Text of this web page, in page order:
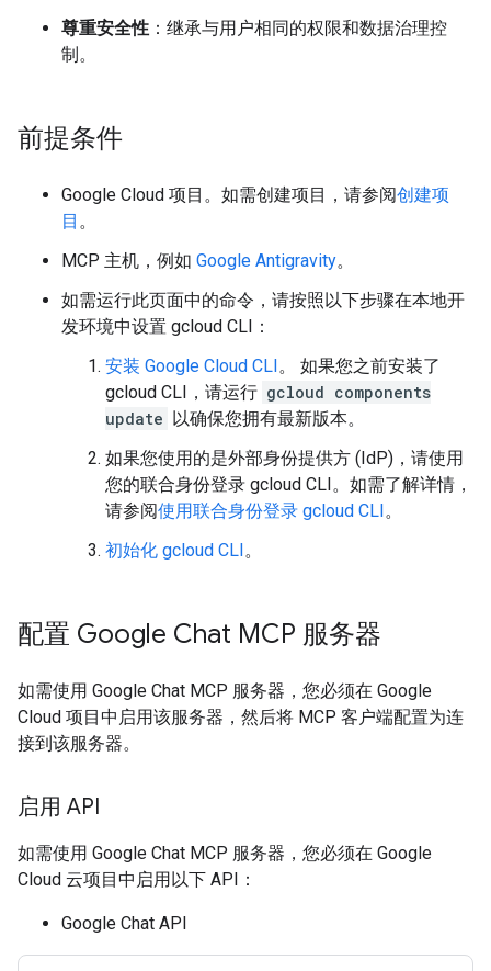
尊重安全性 ：继承与用户相同的权限和数据治理控
制。
前提条件
Google Cloud 项目。如需创建项目，请参阅创建项
目 。
MCP 主机，例如 Google Antigravity。
如需运行此页面中的命令，请按照以下步骤在本地开
发环境中设置 gcloud CLI：
安装 Google Cloud CLI。 如果您之前安装了
gcloud CLI，请运行 gcloud components
update 以确保您拥有最新版本。
如果您使用的是外部身份提供方 (IdP)，请使用
您的联合身份登录 gcloud CLI。如需了解详情，
请参阅使用联合身份登录 gcloud CLI。
初始化 gcloud CLI。
配置 Google Chat MCP 服务器
如需使用 Google Chat MCP 服务器，您必须在 Google
Cloud 项目中启用该服务器，然后将 MCP 客户端配置为连
接到该服务器。
启用 API
如需使用 Google Chat MCP 服务器，您必须在 Google
Cloud 云项目中启用以下 API：
Google Chat API